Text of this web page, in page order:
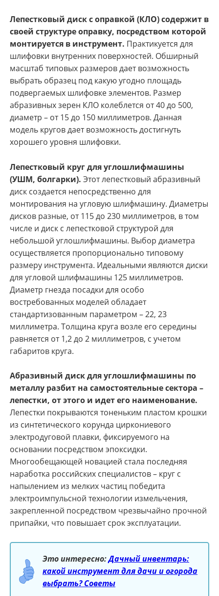
Лепестковый диск с оправкой (КЛО) содержит в
своей структуре оправку, посредством которой
монтируется в инструмент. Практикуется для
шлифовки внутренних поверхностей. Обширный
масштаб типовых размеров дает возможность
выбрать образец под какую угодно площадь
подвергаемых шлифовке элементов. Размер
абразивных зерен КЛО колеблется от 40 до 500,
диаметр – от 15 до 150 миллиметров. Данная
модель кругов дает возможность достигнуть
хорошего уровня шлифовки.
Лепестковый круг для углошлифмашины
(УШМ, болгарки). Этот лепестковый абразивный
диск создается непосредственно для
монтирования на угловую шлифмашину. Диаметры
дисков разные, от 115 до 230 миллиметров, в том
числе и диск с лепестковой структурой для
небольшой углошлифмашины. Выбор диаметра
осуществляется пропорционально типовому
размеру инструмента. Идеальными являются диски
для угловой шлифмашины 125 миллиметров.
Диаметр гнезда посадки для особо
востребованных моделей обладает
стандартизованным параметром – 22, 23
миллиметра. Толщина круга возле его середины
равняется от 1,2 до 2 миллиметров, с учетом
габаритов круга.
Абразивный диск для углошлифмашины по
металлу разбит на самостоятельные сектора –
лепестки, от этого и идет его наименование.
Лепестки покрываются тоненьким пластом крошки
из синтетического корунда циркониевого
электродуговой плавки, фиксируемого на
основании посредством эпоксидки.
Многообещающей новацией стала последняя
наработка российских специалистов – круг с
напылением из мелких частиц победита
электроимпульсной технологии измельчения,
закрепленной посредством чрезвычайно прочной
припайки, что повышает срок эксплуатации.
Это интересно:Дачный инвентарь:
какой инструмент для дачи и огорода
выбрать? Советы